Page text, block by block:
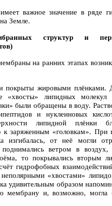
важное значение в ряде
Земле.
структур и
на ранних этапах
покрыты жировыми плёнками.
«хвосты» липидных молекул
были обращены в воду.
и нуклеиновых
липидной плёнки
к заряженным «головкам». При
изгибалась, от неё могли
ветром в воздух,
то покрывались вторым
гидрофобных
«хвостами»
удивительным образом
мембрану и, возможно, могла